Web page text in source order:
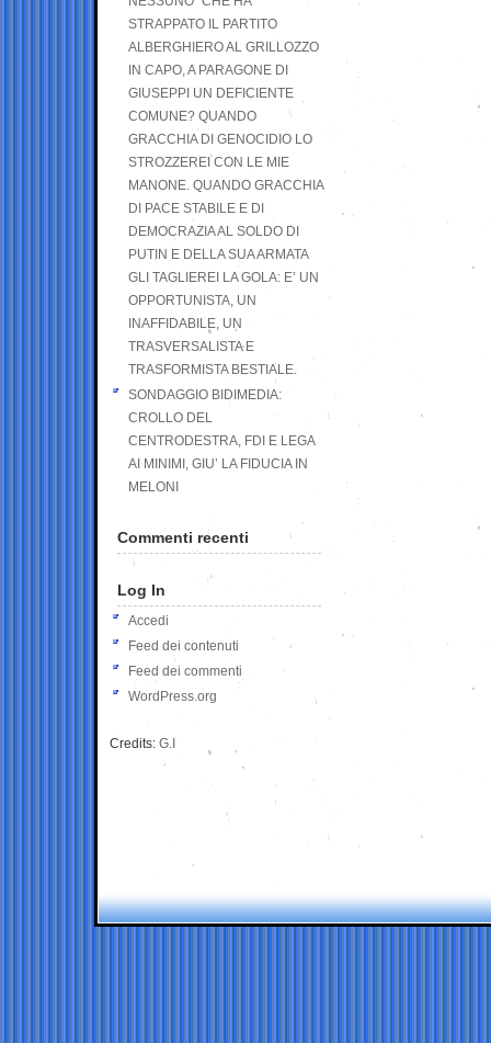
STRAPPATO IL PARTITO
ALBERGHIERO AL GRILLOZZO
IN CAPO, A PARAGONE DI
GIUSEPPI UN DEFICIENTE
COMUNE? QUANDO
GRACCHIA DI GENOCIDIO LO
STROZZEREI CON LE MIE
MANONE. QUANDO GRACCHIA
DI PACE STABILE E DI
DEMOCRAZIA AL SOLDO DI
PUTIN E DELLA SUA ARMATA
GLI TAGLIEREI LA GOLA: E’ UN
OPPORTUNISTA, UN
INAFFIDABILE, UN
TRASVERSALISTA E
TRASFORMISTA BESTIALE.
SONDAGGIO BIDIMEDIA:
CROLLO DEL
CENTRODESTRA, FDI E LEGA
AI MINIMI, GIU’ LA FIDUCIA IN
MELONI
Commenti recenti
Log In
Accedi
Feed dei contenuti
Feed dei commenti
WordPress.org
Credits: G.I